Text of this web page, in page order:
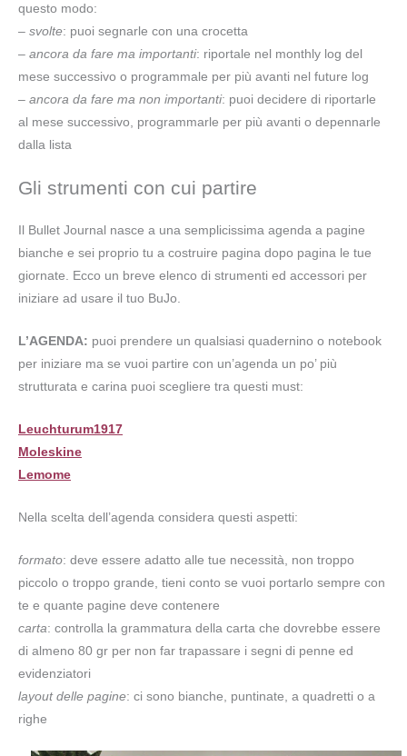
questo modo:
– svolte: puoi segnarle con una crocetta
– ancora da fare ma importanti: riportale nel monthly log del
mese successivo o programmale per più avanti nel future log
– ancora da fare ma non importanti: puoi decidere di riportarle
al mese successivo, programmarle per più avanti o depennarle
dalla lista
Gli strumenti con cui partire
Il Bullet Journal nasce a una semplicissima agenda a pagine
bianche e sei proprio tu a costruire pagina dopo pagina le tue
giornate. Ecco un breve elenco di strumenti ed accessori per
iniziare ad usare il tuo BuJo.
L’AGENDA: puoi prendere un qualsiasi quadernino o notebook
per iniziare ma se vuoi partire con un’agenda un po’ più
strutturata e carina puoi scegliere tra questi must:
Leuchturum1917
Moleskine
Lemome
Nella scelta dell’agenda considera questi aspetti:
formato: deve essere adatto alle tue necessità, non troppo
piccolo o troppo grande, tieni conto se vuoi portarlo sempre con
te e quante pagine deve contenere
carta: controlla la grammatura della carta che dovrebbe essere
di almeno 80 gr per non far trapassare i segni di penne ed
evidenziatori
layout delle pagine: ci sono bianche, puntinate, a quadretti o a
righe